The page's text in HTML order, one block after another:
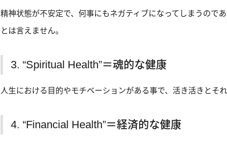
精神状態が不安定で、何事にもネガティブになってしまうので
とは言えません。
3. “Spiritual Health”＝魂的な健康
人生における目的やモチベーションがある事で、活き活きとそ
4. “Financial Health”＝経済的な健康